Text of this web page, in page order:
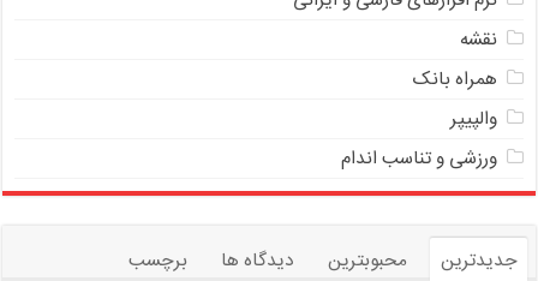
نقشه
همراه بانک
والپیپر
ورزشی و تناسب اندام
جدیدترین محبوبترین دیدگاه ها
برچسب